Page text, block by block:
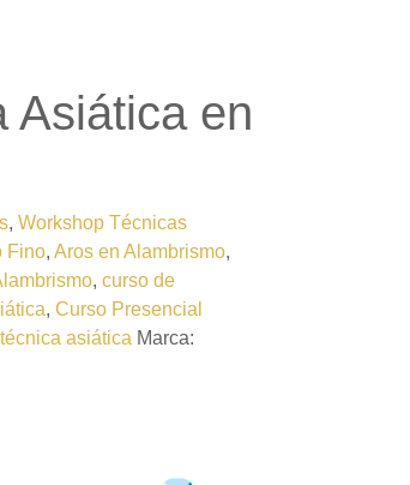
Asiática en
, Workshop Técnicas
Fino, Aros en Alambrismo,
, curso de
, Curso Presencial
técnica asiática Marca: